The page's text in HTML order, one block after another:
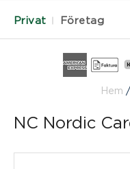
Privat Företag
Hem /
NC Nordic